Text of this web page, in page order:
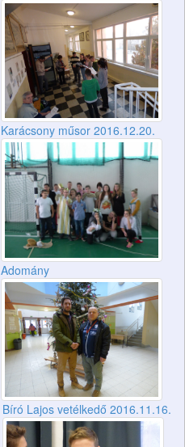
Karácsony műsor 2016.12.20.
Adomány
Bíró Lajos vetélkedő 2016.11.16.